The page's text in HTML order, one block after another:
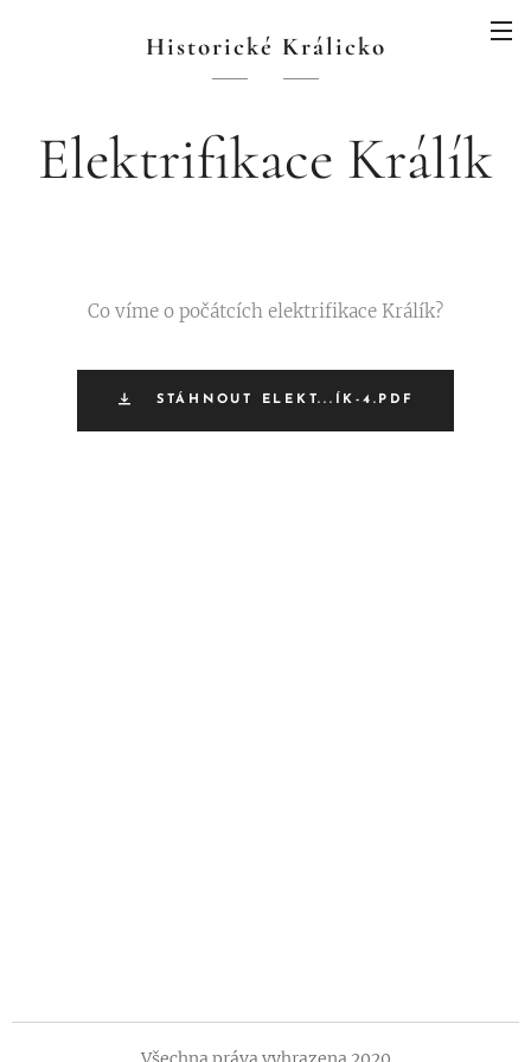
Historické Králicko
Elektrifikace Králík
Co víme o počátcích elektrifikace Králík?
STÁHNOUT ELEKT...ÍK-4.PDF